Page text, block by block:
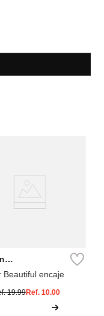
Beautiful encaje
19.99Ref. 10.00